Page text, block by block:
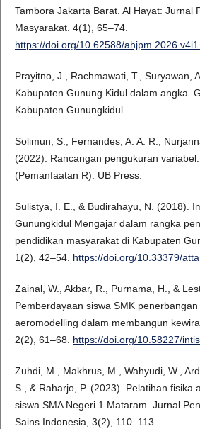
Tambora Jakarta Barat. Al Hayat: Jurnal
Masyarakat. 4(1), 65–74.
https://doi.org/10.62588/
Prayitno, J., Rachmawati, T., Suryawan,
Kabupaten Gunung Kidul dalam angka.
Kabupaten Gunungkidul.
Solimun, S., Fernandes, A. A. R.,
(2022). Rancangan pengukuran
(Pemanfaatan R). UB Press.
Sulistya, I. E., & Budirahayu, N. (2018).
Gunungkidul Mengajar dalam rangka
pendidikan masyarakat di Kabupaten
1(2), 42–54. https://doi.org/10.33379/
Zainal, W., Akbar, R., Purnama, H., &
Pemberdayaan siswa SMK
aeromodelling dalam membangun
2(2), 61–68. https://doi.org/10.58227/
Zuhdi, M., Makhrus, M., Wahyudi, W.,
S., & Raharjo, P. (2023). Pelatihan fisika
siswa SMA Negeri 1 Mataram. Jurnal
Sains Indonesia, 3(2), 110–113.